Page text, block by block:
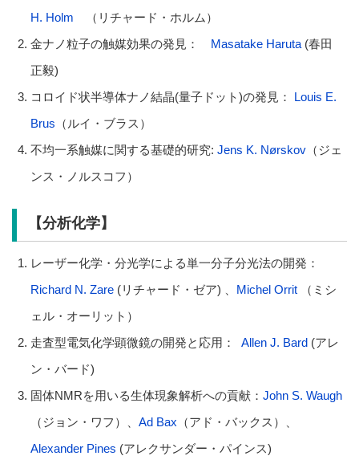
H. Holm （リチャード・ホルム）
金ナノ粒子の触媒効果の発見： Masatake Haruta(春田
正毅)
コロイド状半導体ナノ結晶(量子ドット)の発見：
Louis E.
Brus （ルイ・ブラス）
不均一系触媒に関する基礎的研究: Jens K. Nørskov（ジェ
ンス・ノルスコフ）
【分析化学】
レーザー化学・分光学による単一分子分光法の開発：
Richard N. Zare (リチャード・ゼア) 、 Michel Orrit（ミシ
ェル・オーリット）
走査型電気化学顕微鏡の開発と応用： Allen J. Bard (アレ
ン・バード)
固体NMRを用いる生体現象解析への貢献： John S. Waugh
（ジョン・ワフ）、 Ad Bax （アド・バックス）、
Alexander Pines (アレクサンダー・パインス)